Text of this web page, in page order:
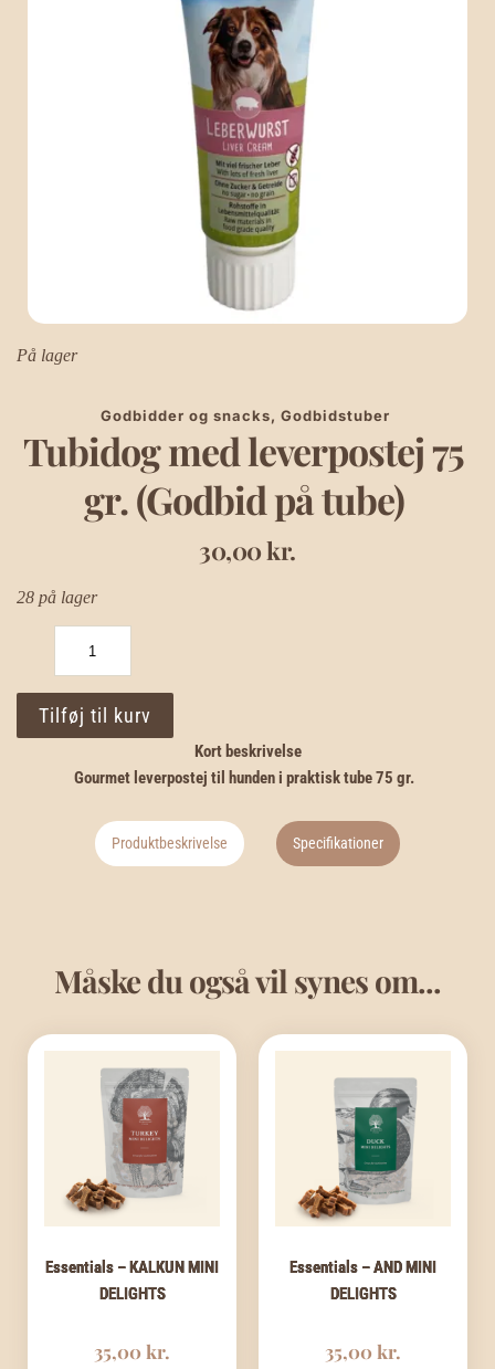
På lager
Godbidder og snacks, Godbidstuber
Tubidog med leverpostej 75
gr. (Godbid på tube)
30,00kr.
28 på lager
leverpostej
75
gr.
(Godbid
tube)
Tilføj til kurv
Kort beskrivelse
Gourmet leverpostej til hunden i praktisk tube 75 gr.
Produktbeskrivelse Specifikationer
Måske du også vil synes om...
Essentials – KALKUN MINI
DELIGHTS
35,00kr.
Essentials – AND MINI
DELIGHTS
35,00kr.